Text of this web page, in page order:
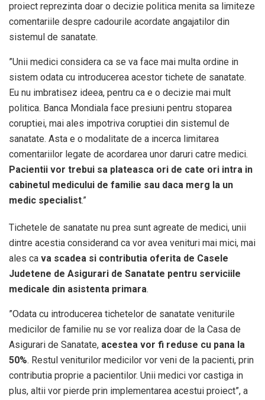
proiect reprezinta doar o decizie politica menita sa limiteze
comentariile despre cadourile acordate angajatilor din
sistemul de sanatate.
”Unii medici considera ca se va face mai multa ordine in
sistem odata cu introducerea acestor tichete de sanatate.
Eu nu imbratisez ideea, pentru ca e o decizie mai mult
politica. Banca Mondiala face presiuni pentru stoparea
coruptiei, mai ales impotriva coruptiei din sistemul de
sanatate. Asta e o modalitate de a incerca limitarea
comentariilor legate de acordarea unor daruri catre medici.
Pacientii vor trebui sa plateasca ori de cate ori intra in
cabinetul medicului de familie sau daca merg la un
medic specialist.”
Tichetele de sanatate nu prea sunt agreate de medici, unii
dintre acestia considerand ca vor avea venituri mai mici, mai
ales ca va scadea si contributia oferita de Casele
Judetene de Asigurari de Sanatate pentru serviciile
medicale din asistenta primara.
”Odata cu introducerea tichetelor de sanatate veniturile
medicilor de familie nu se vor realiza doar de la Casa de
Asigurari de Sanatate, acestea vor fi reduse cu pana la
50%. Restul veniturilor medicilor vor veni de la pacienti, prin
contributia proprie a pacientilor. Unii medici vor castiga in
plus, altii vor pierde prin implementarea acestui proiect”, a